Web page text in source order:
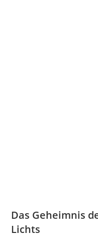
Das Geheimnis
Lichts